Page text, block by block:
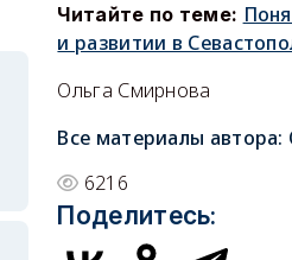
Читайте по теме:
и развитии в
Ольга Смирнова
Все материалы автора:
6216
Поделитесь: